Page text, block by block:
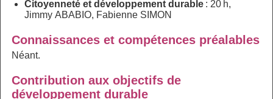
Citoyenneté et développement durable : 20 h,
Jimmy ABABIO, Fabienne SIMON
Connaissances et compétences préalables
Néant.
Contribution aux objectifs de
développement durable